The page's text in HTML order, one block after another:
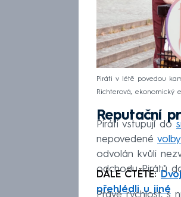
Piráti v létě povedou
Richterová, ekonomický
Reputační
Piráti vstupují do
nepovedené
odvolán kvůli
odchodu Pirátů
DÁLE ČTĚTE:
přehlédli u jiné